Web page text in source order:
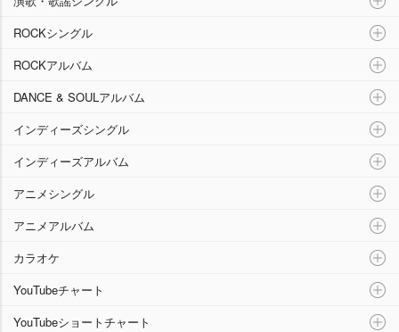
ROCKシングル
ROCKアルバム
DANCE & SOULアルバム
インディーズシングル
インディーズアルバム
アニメシングル
アニメアルバム
カラオケ
YouTubeチャート
YouTubeショートチャート